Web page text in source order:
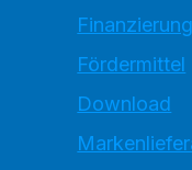
Fördermittel
Download